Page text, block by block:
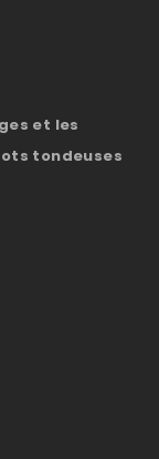
et les
tondeuses